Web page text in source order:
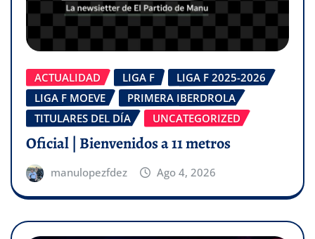
ACTUALIDAD LIGA F
LIGA F 2025-2026
LIGA F MOEVE
PRIMERA IBERDROLA
TITULARES DEL DÍA
UNCATEGORIZED
Oficial | Bienvenidos a 11 metros
manulopezfdez Ago 4, 2026